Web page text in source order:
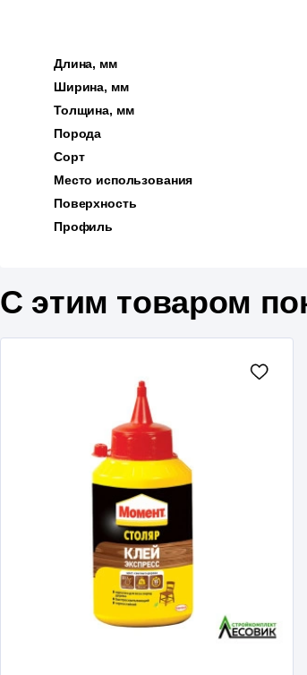
Длина, мм
Ширина, мм
Толщина, мм
Порода
Сорт
Место использования
Поверхность
Профиль
С этим товаром